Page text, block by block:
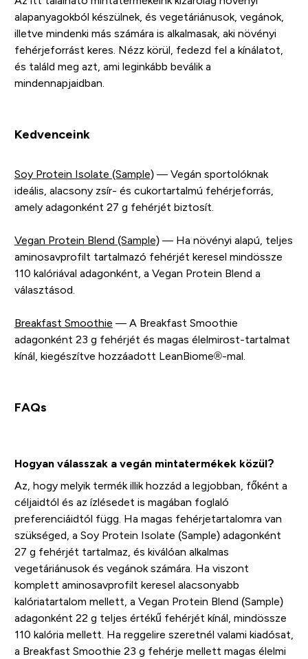
alapanyagokból készülnek, és vegetáriánusok, vegánok,
illetve mindenki más számára is alkalmasak, aki növényi
fehérjeforrást keres. Nézz körül, fedezd fel a kínálatot,
és találd meg azt, ami leginkább beválik a
mindennapjaidban.
Kedvenceink
Soy Protein Isolate (Sample)— Vegán sportolóknak
ideális, alacsony zsír- és cukortartalmú fehérjeforrás,
amely adagonként 27 g fehérjét biztosít.
Vegan Protein Blend (Sample)— Ha növényi alapú, teljes
aminosavprofilt tartalmazó fehérjét keresel mindössze
110 kalóriával adagonként, a Vegan Protein Blend a
választásod.
Breakfast Smoothie — A Breakfast Smoothie
adagonként 23 g fehérjét és magas élelmirost-tartalmat
kínál, kiegészítve hozzáadott LeanBiome®-mal.
FAQs
Hogyan válasszak a vegán mintatermékek közül?
Az, hogy melyik termék illik hozzád a legjobban, főként a
céljaidtól és az ízlésedet is magában foglaló
preferenciáidtól függ. Ha magas fehérjetartalomra van
szükséged, a Soy Protein Isolate (Sample) adagonként
27 g fehérjét tartalmaz, és kiválóan alkalmas
vegetáriánusok és vegánok számára. Ha viszont
komplett aminosavprofilt keresel alacsonyabb
kalóriatartalom mellett, a Vegan Protein Blend (Sample)
adagonként 22 g teljes értékű fehérjét kínál, mindössze
110 kalória mellett. Ha reggelire szeretnél valami kiadósat,
a Breakfast Smoothie 23 g fehérje mellett magas élelmi